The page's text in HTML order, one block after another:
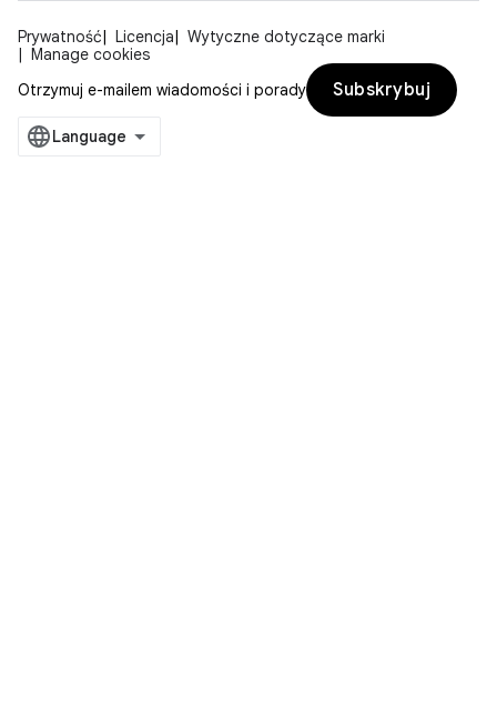
Prywatność Licencja
Wytyczne dotyczące marki
Manage cookies
Otrzymuj e-mailem wiadomości i porady
Subskrybuj